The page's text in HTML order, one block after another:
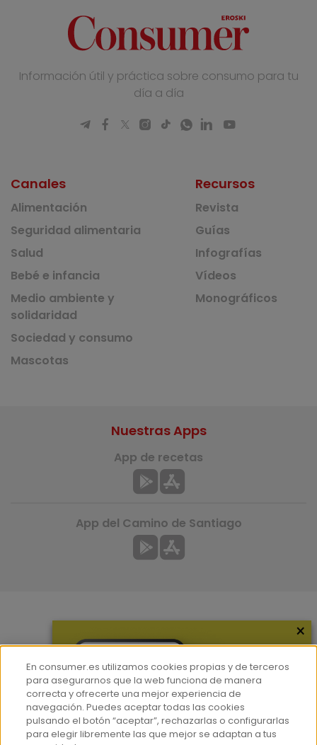
Información útil y práctica sobre consumo para tu
día a día
Canales
Alimentación
Seguridad alimentaria
Salud
Bebé e infancia
Medio ambiente y
solidaridad
Sociedad y consumo
Mascotas
Recursos
Revista
Guías
Infografías
Vídeos
Monográficos
Hemeroteca
Contacto
Prensa
Nuestras Apps
App de recetas
App del Camino de Santiago
×
En consumer.es utilizamos cookies propias y de terceros
para asegurarnos que la web funciona de manera
correcta y ofrecerte una mejor experiencia de
navegación. Puedes aceptar todas las cookies
pulsando el botón “aceptar”, rechazarlas o configurarlas
para elegir libremente las que mejor se adaptan a tus